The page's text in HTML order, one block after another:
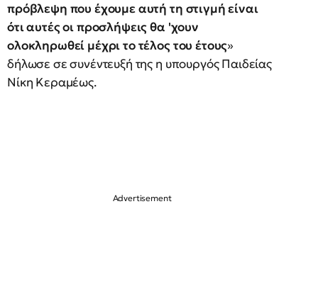
πρόβλεψη που έχουμε αυτή τη στιγμή είναι
ότι αυτές οι προσλήψεις θα 'χουν
ολοκληρωθεί μέχρι το τέλος του έτους»
δήλωσε σε συνέντευξή της η υπουργός Παιδείας
Νίκη Κεραμέως.